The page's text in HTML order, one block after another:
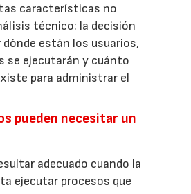
características no
técnico: la decisión
dónde están los usuarios,
se ejecutarán y cuánto
para administrar el
pueden necesitar un
adecuado cuando la
ejecutar procesos que